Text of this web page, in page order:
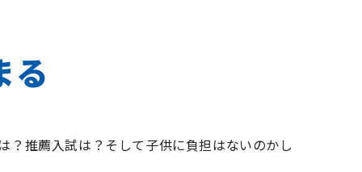
る
推薦入試は？そして子供に負担はないのかし